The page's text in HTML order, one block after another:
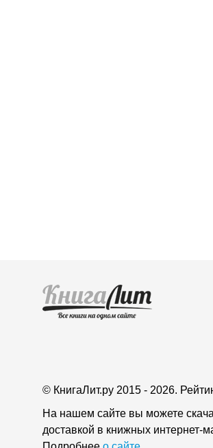
© КнигаЛит.ру 2015 - 2026.
На нашем сайте вы можете
доставкой в книжных интернет-